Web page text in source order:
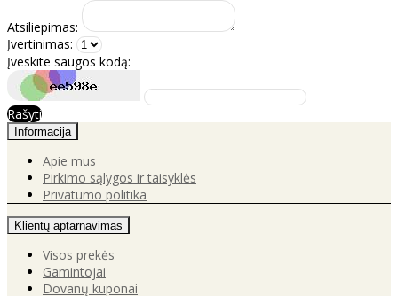
Atsiliepimas:
Įvertinimas:
Įveskite saugos kodą:
Rašyti
Informacija
Apie mus
Pirkimo sąlygos ir taisyklės
Privatumo politika
Klientų aptarnavimas
Visos prekės
Gamintojai
Dovanų kuponai